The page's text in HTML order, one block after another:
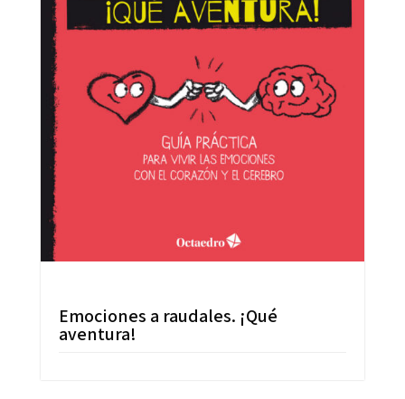
Emociones a raudales. ¡Qué
aventura!